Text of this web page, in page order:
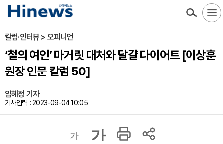
칼럼·인터뷰 > 오피니언
‘철의 여인’ 마거릿 대처와 달걀 다이어트 [이상훈
원장 인문 칼럼 50]
임혜정 기자
기사입력 : 2023-09-04 10:05
가 가